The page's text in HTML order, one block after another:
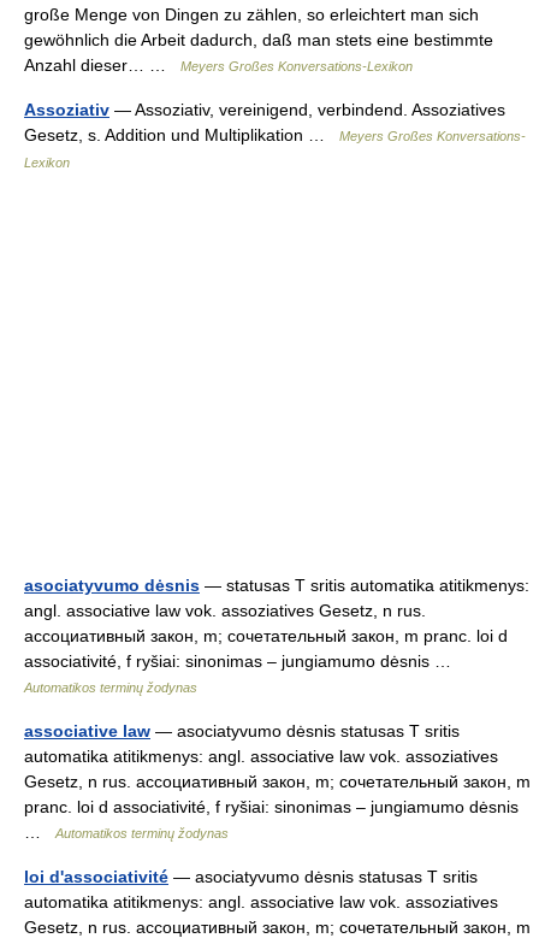
große Menge von Dingen zu zählen, so erleichtert man sich
gewöhnlich die Arbeit dadurch, daß man stets eine bestimmte
Anzahl dieser… …
Meyers Großes Konversations-Lexikon
Assoziativ — Assoziativ, vereinigend, verbindend. Assoziatives
Gesetz, s. Addition und Multiplikation …
Meyers Großes Konversations-
Lexikon
asociatyvumo dėsnis — statusas T sritis automatika atitikmenys:
angl. associative law vok. assoziatives Gesetz, n rus.
ассоциативный закон, m; сочетательный закон, m pranc. loi d
associativité, f ryšiai: sinonimas – jungiamumo dėsnis …
Automatikos terminų žodynas
associative law — asociatyvumo dėsnis statusas T sritis
automatika atitikmenys: angl. associative law vok. assoziatives
Gesetz, n rus. ассоциативный закон, m; сочетательный закон, m
pranc. loi d associativité, f ryšiai: sinonimas – jungiamumo dėsnis
Automatikos terminų žodynas
loi d'associativité — asociatyvumo dėsnis statusas T sritis
automatika atitikmenys: angl. associative law vok. assoziatives
Gesetz, n rus. ассоциативный закон, m; сочетательный закон, m